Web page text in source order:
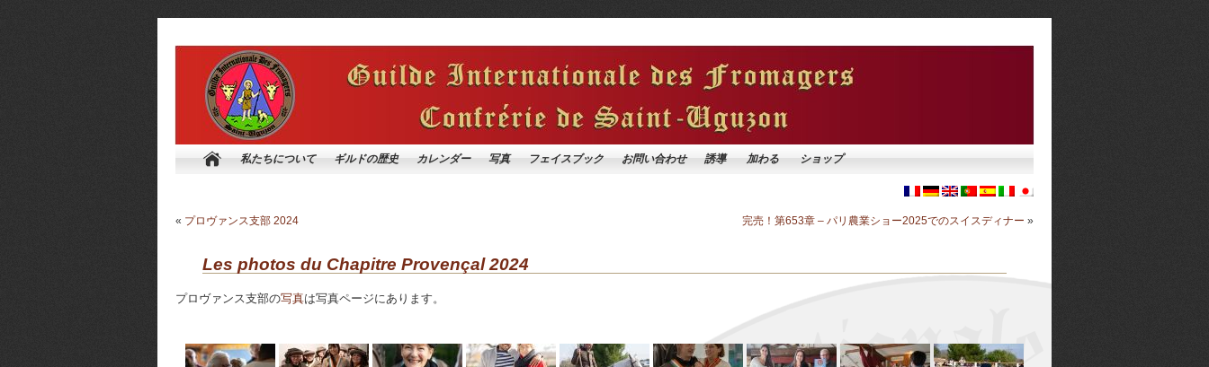
私たちについて ギルドの歴史 カレンダー 写真 フェイスブック お問い合わせ 誘導 加わる ショップ
« プロヴァンス支​​部 2024 完売！第653章 – パリ農業ショー2025でのスイスディナー »
Les photos du Chapitre Provençal 2024
プロヴァンス支​​部の写真は写真ページにあります。